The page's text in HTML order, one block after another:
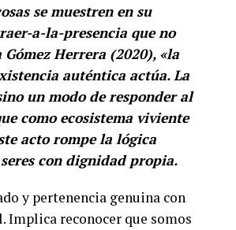
se muestren en su
a-la-presencia que no
Herrera (2020), «la
auténtica actúa. La
un modo de responder al
como ecosistema viviente
acto rompe la lógica
con dignidad propia.
y pertenencia genuina con
Implica reconocer que somos